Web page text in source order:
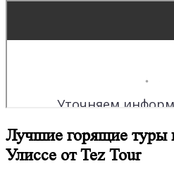
Лучшие горящие туры
Улиссе от Tez Tour